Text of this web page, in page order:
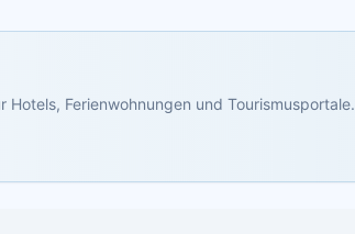
Ferienwohnungen und Tourismusportale.